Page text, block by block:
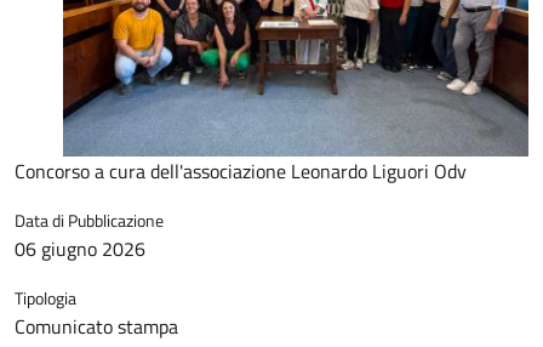
Concorso a cura dell'associazione Leonardo Liguori Odv
Data di Pubblicazione
06 giugno 2026
Tipologia
Comunicato stampa